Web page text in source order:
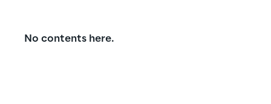
No contents here.